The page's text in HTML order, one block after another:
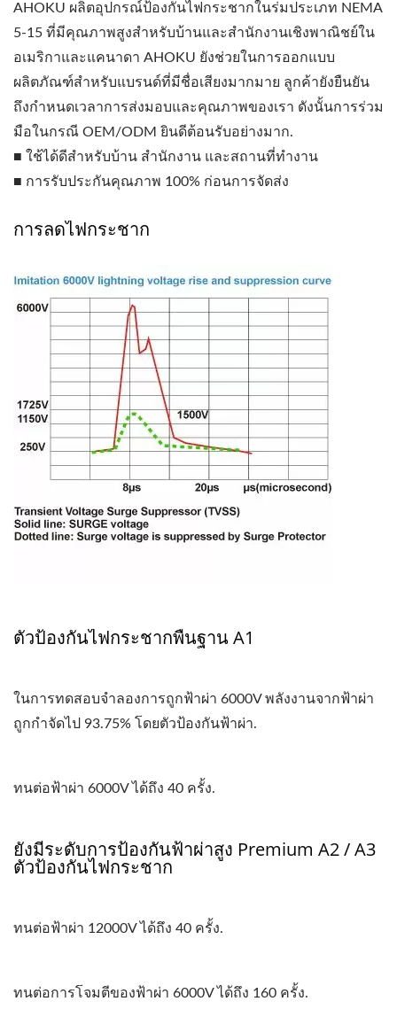
AHOKU ผลิตอุปกรณ์ป้องกันไฟกระชากในร่มประเภท NEMA
5-15 ที่มีคุณภาพสูงสำหรับบ้านและสำนักงานเชิงพาณิชย์ใน
อเมริกาและแคนาดา AHOKU ยังช่วยในการออกแบบ
ผลิตภัณฑ์สำหรับแบรนด์ที่มีชื่อเสียงมากมาย ลูกค้ายังยืนยัน
ถึงกำหนดเวลาการส่งมอบและคุณภาพของเรา ดังนั้นการร่วม
มือในกรณี OEM/ODM ยินดีต้อนรับอย่างมาก.
■ ใช้ได้ดีสำหรับบ้าน สำนักงาน และสถานที่ทำงาน
■ การรับประกันคุณภาพ 100% ก่อนการจัดส่ง
การลดไฟกระชาก
ตัวป้องกันไฟกระชากพื้นฐาน A1
ในการทดสอบจำลองการถูกฟ้าผ่า 6000V พลังงานจากฟ้าผ่า
ถูกกำจัดไป 93.75% โดยตัวป้องกันฟ้าผ่า.
ทนต่อฟ้าผ่า 6000V ได้ถึง 40 ครั้ง.
ยังมีระดับการป้องกันฟ้าผ่าสูง Premium A2 / A3
ตัวป้องกันไฟกระชาก
ทนต่อฟ้าผ่า 12000V ได้ถึง 40 ครั้ง.
ทนต่อการโจมตีของฟ้าผ่า 6000V ได้ถึง 160 ครั้ง.